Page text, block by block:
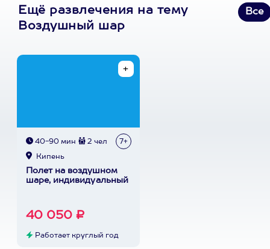
Ещё развлечения на тему
Воздушный шар
Все
40-90 мин 2 чел 7+
Кипень
Полет на воздушном
шаре, индивидуальный
40 050 ₽
Работает круглый год